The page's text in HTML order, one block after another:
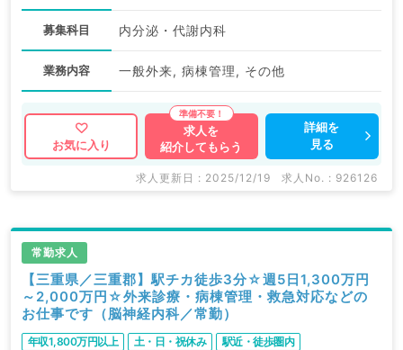
募集科目 内分泌・代謝内科
業務内容 一般外来, 病棟管理, その他
お気に入り
求人を
紹介してもらう
詳細を
見る
求人更新日 : 2025/12/19 求人No. : 926126
常勤求人
【三重県／三重郡】駅チカ徒歩3分☆週5日1,300万円
～2,000万円☆外来診療・病棟管理・救急対応などの
お仕事です（脳神経内科／常勤）
年収1,800万円以上 土・日・祝休み 駅近・徒歩圏内